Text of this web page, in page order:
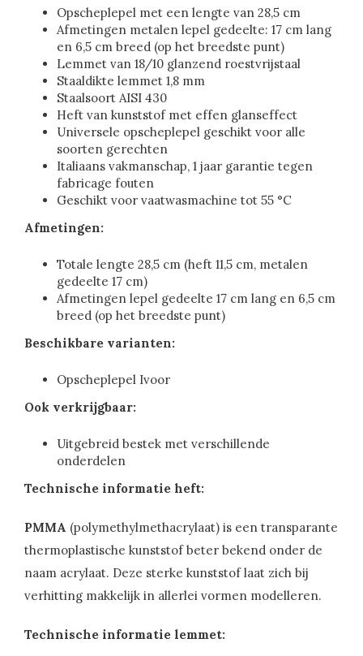
Opscheplepel met een lengte van 28,5 cm
Afmetingen metalen lepel gedeelte: 17 cm lang
en 6,5 cm breed (op het breedste punt)
Lemmet van 18/10 glanzend roestvrijstaal
Staaldikte lemmet 1,8 mm
Staalsoort AISI 430
Heft van kunststof met effen glanseffect
Universele opscheplepel geschikt voor alle
soorten gerechten
Italiaans vakmanschap, 1 jaar garantie tegen
fabricage fouten
Geschikt voor vaatwasmachine tot 55 °C
Afmetingen:
Totale lengte 28,5 cm (heft 11,5 cm, metalen
gedeelte 17 cm)
Afmetingen lepel gedeelte 17 cm lang en 6,5 cm
breed (op het breedste punt)
Beschikbare varianten:
Opscheplepel Ivoor
Ook verkrijgbaar:
Uitgebreid bestek met verschillende
onderdelen
Technische informatie heft:
PMMA (polymethylmethacrylaat) is een transparante
thermoplastische kunststof beter bekend onder de
naam acrylaat. Deze sterke kunststof laat zich bij
verhitting makkelijk in allerlei vormen modelleren.
Technische informatie lemmet: